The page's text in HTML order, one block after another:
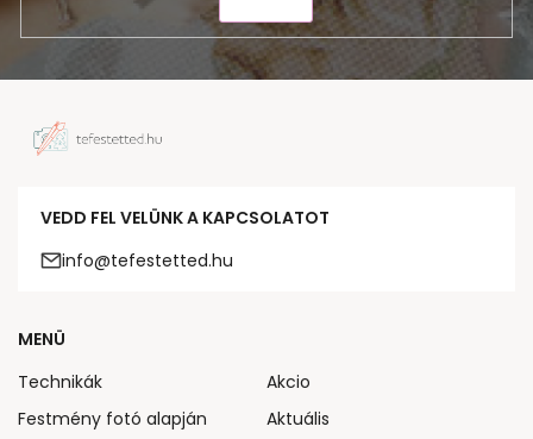
VEDD FEL VELÜNK A KAPCSOLATOT
info@tefestetted.hu
MENÜ
Technikák
Festmény fotó alapján
Akcio
Aktuális